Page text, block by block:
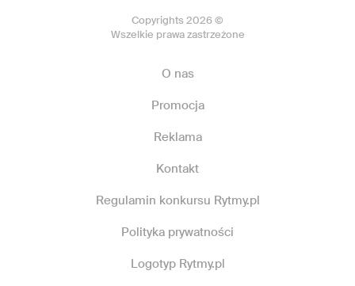
Copyrights 2026 ©
Wszelkie prawa zastrzeżone
O nas
Promocja
Reklama
Kontakt
Regulamin konkursu Rytmy.pl
Polityka prywatności
Logotyp Rytmy.pl